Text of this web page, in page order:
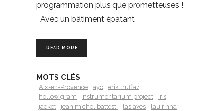
programmation plus que prometteuses !
Avec un bâtiment épatant
READ MORE
MOTS CLÉS
Aix-en-Provence ayo
erik truffaz
hollow gram
instrumentarium project
iris
jacket
jean michel battesti las aves
lau rinha